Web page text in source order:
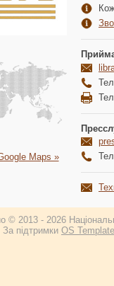
Maps »
© 2013 - 2026
| За підтримки OS